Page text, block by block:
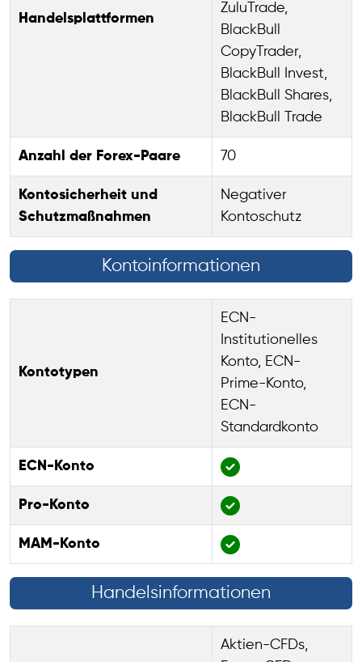
Handelsplattformen
ZuluTrade,
BlackBull
CopyTrader,
BlackBull Invest,
BlackBull Shares,
BlackBull Trade
Anzahl der Forex-Paare 70
Kontosicherheit und
Schutzmaßnahmen
Negativer
Kontoschutz
Kontoinformationen
Kontotypen
ECN-
Institutionelles
Konto, ECN-
Prime-Konto,
ECN-
Standardkonto
ECN-Konto
Pro-Konto
MAM-Konto
Handelsinformationen
Aktien-CFDs,